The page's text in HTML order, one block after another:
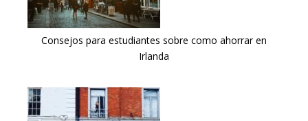
Consejos para estudiantes sobre como ahorrar en
Irlanda